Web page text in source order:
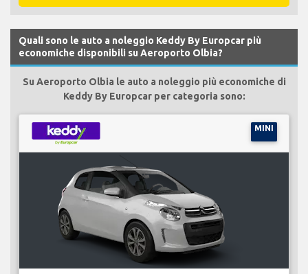
Quali sono le auto a noleggio Keddy By Europcar più
economiche disponibili su Aeroporto Olbia?
Su Aeroporto Olbia le auto a noleggio più economiche di
Keddy By Europcar per categoria sono:
MINI